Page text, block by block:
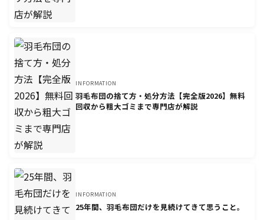
INFORMATION
羽毛布団の捨て方・処分方法【完全版2026】無料
回収から粗大ゴミまで専門店が解説
INFORMATION
25年間、羽毛布団だけを見続けてきて思うこと。